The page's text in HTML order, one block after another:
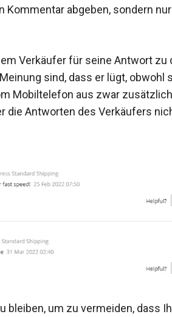
abgeben, sondern
Verkäufer für seine Antwort zu
sind, dass er lügt, obwohl
Mobiltelefon aus zwar
die Antworten des Verkäufers
bleiben, um zu vermeiden, dass